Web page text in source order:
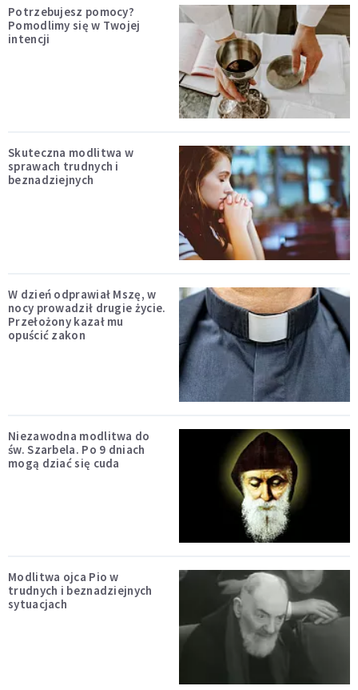
Potrzebujesz pomocy?
Pomodlimy się w Twojej
intencji
Skuteczna modlitwa w
sprawach trudnych i
beznadziejnych
W dzień odprawiał Mszę, w
nocy prowadził drugie życie.
Przełożony kazał mu
opuścić zakon
Niezawodna modlitwa do
św. Szarbela. Po 9 dniach
mogą dziać się cuda
Modlitwa ojca Pio w
trudnych i beznadziejnych
sytuacjach